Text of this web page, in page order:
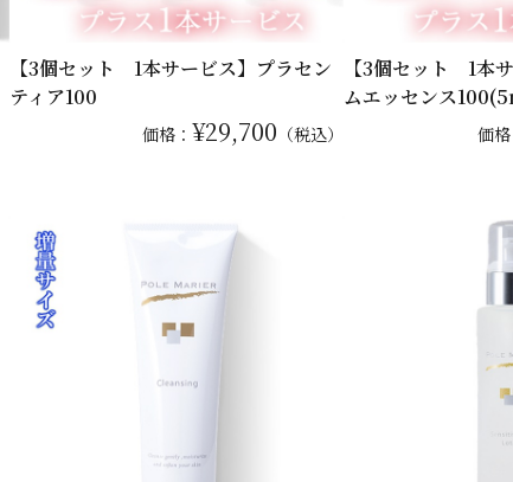
【3個セット 1本サービス】プラセン
ティア100
価格： ¥29,700 （税込）
【3個セット 1本
ムエッセンス
価格